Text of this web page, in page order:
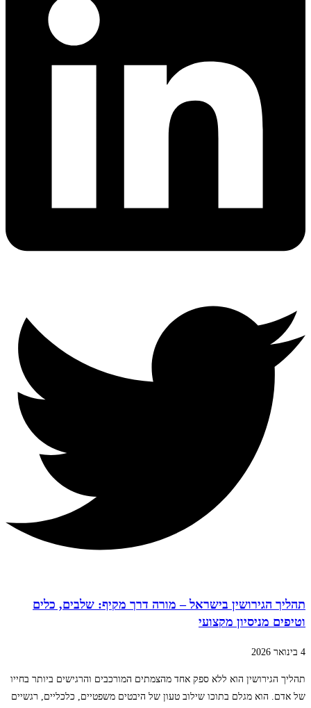
תהליך הגירושין בישראל – מורה דרך מקיף: שלבים, כלים
וטיפים מניסיון מקצועי
4 בינואר 2026
תהליך הגירושין הוא ללא ספק אחד מהצמתים המורכבים והרגישים ביותר בחייו
של אדם. הוא מגלם בתוכו שילוב טעון של היבטים משפטיים, כלכליים, רגשיים